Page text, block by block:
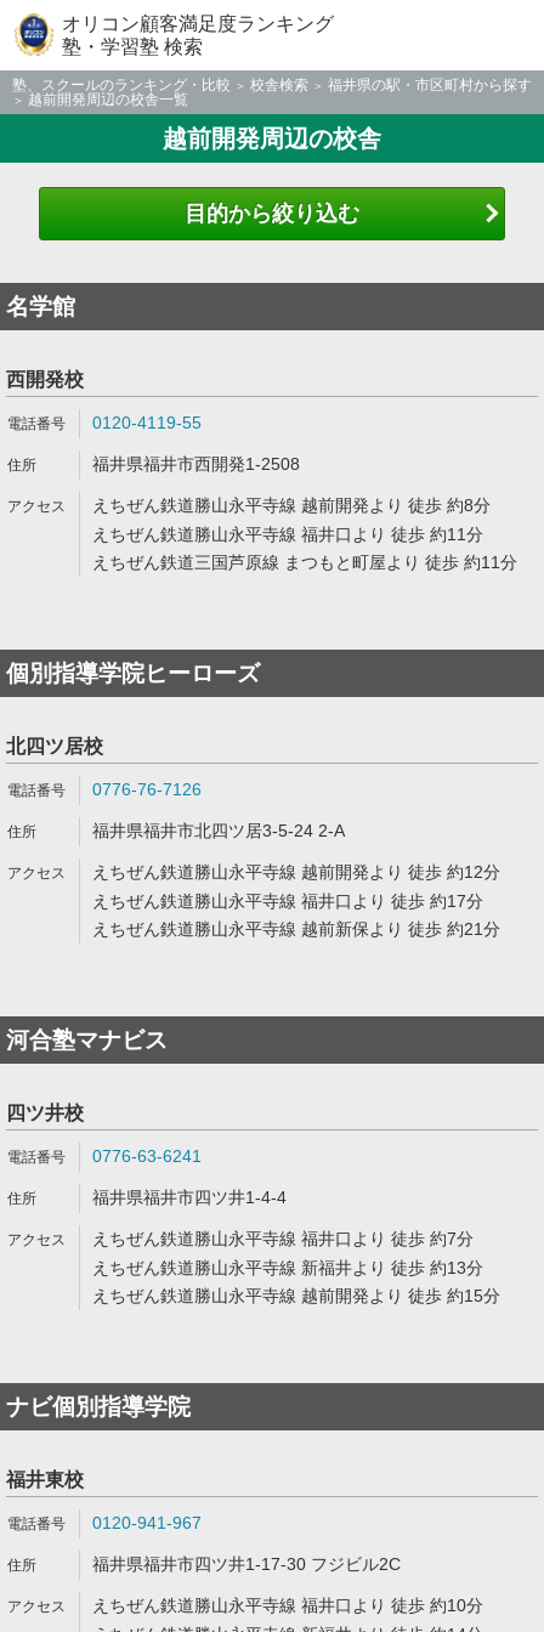
オリコン顧客満足度ランキング
塾・学習塾 検索
塾、スクールのランキング・比較 校舎検索
福井県の駅・市区町村から探す
越前開発周辺の校舎一覧
越前開発周辺の校舎
目的から絞り込む
名学館
西開発校
0120-4119-55
福井県福井市西開発1-2508
えちぜん鉄道勝山永平寺線 越前開発より 徒歩 約8分
えちぜん鉄道勝山永平寺線 福井口より 徒歩 約11分
えちぜん鉄道三国芦原線 まつもと町屋より 徒歩 約11分
個別指導学院ヒーローズ
北四ツ居校
0776-76-7126
福井県福井市北四ツ居3-5-24 2-A
えちぜん鉄道勝山永平寺線 越前開発より 徒歩 約12分
えちぜん鉄道勝山永平寺線 福井口より 徒歩 約17分
えちぜん鉄道勝山永平寺線 越前新保より 徒歩 約21分
河合塾マナビス
四ツ井校
0776-63-6241
福井県福井市四ツ井1-4-4
えちぜん鉄道勝山永平寺線 福井口より 徒歩 約7分
えちぜん鉄道勝山永平寺線 新福井より 徒歩 約13分
えちぜん鉄道勝山永平寺線 越前開発より 徒歩 約15分
ナビ個別指導学院
福井東校
0120-941-967
福井県福井市四ツ井1-17-30 フジビル2C
えちぜん鉄道勝山永平寺線 福井口より 徒歩 約10分